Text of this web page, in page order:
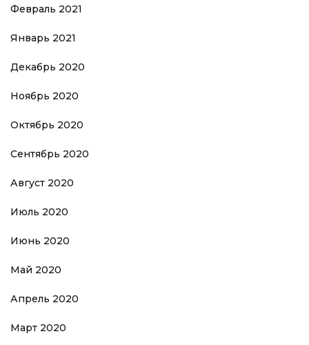
Февраль 2021
Январь 2021
Декабрь 2020
Ноябрь 2020
Октябрь 2020
Сентябрь 2020
Август 2020
Июль 2020
Июнь 2020
Май 2020
Апрель 2020
Март 2020